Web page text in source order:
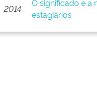
2014
O significado e a
estagiários